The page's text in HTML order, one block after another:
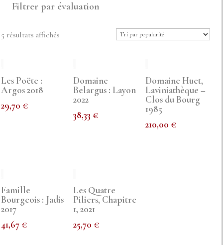
Filtrer par évaluation
5 résultats affichés
Les Poëte :
Argos 2018
29,70 €
Domaine
Belargus : Layon
2022
38,33 €
Domaine Huet,
Laviniathèque –
Clos du Bourg
1985
210,00 €
Famille
Bourgeois : Jadis
2017
41,67 €
Les Quatre
Piliers, Chapitre
1, 2021
25,70 €